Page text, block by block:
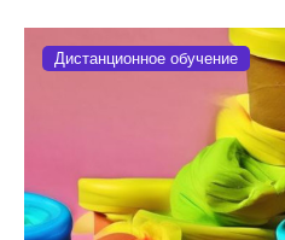
Дистанционное обучение